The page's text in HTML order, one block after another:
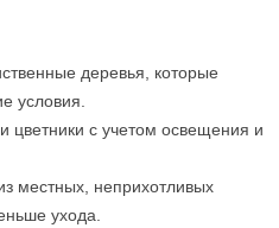
деревья, которые
условия.
цветники с учетом освещения и
местных, неприхотливых
ухода.